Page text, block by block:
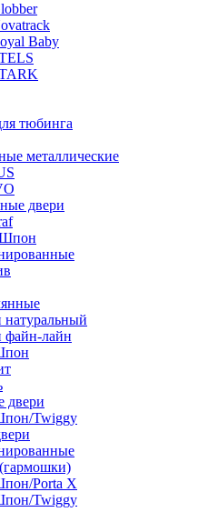
Baby
тюбинга
металлические
двери
лайн
двери
Twiggy
Porta X
Twiggy